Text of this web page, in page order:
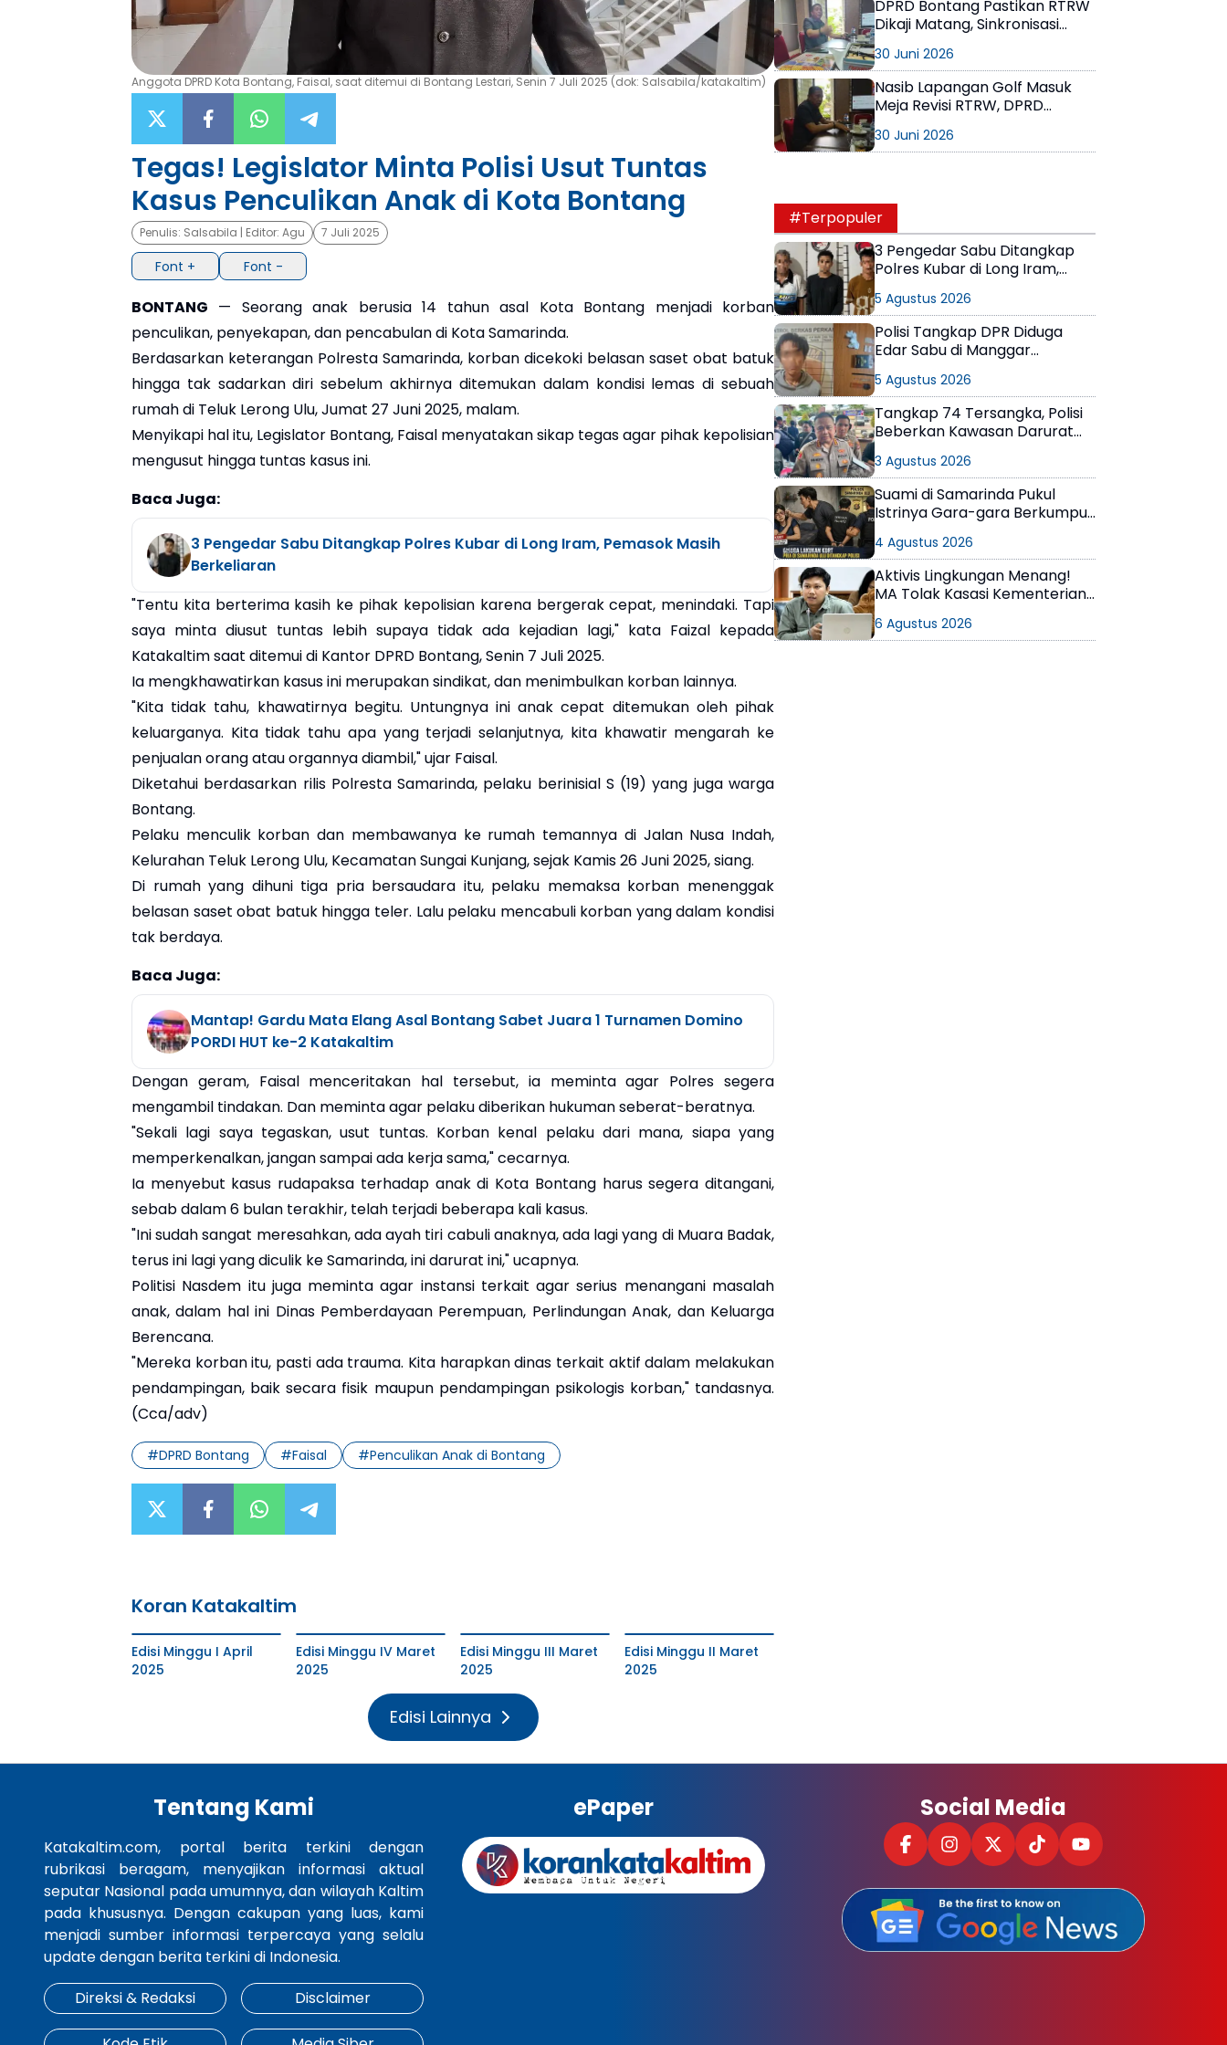
Anggota DPRD Kota Bontang, Faisal, saat ditemui di Bontang Lestari, Senin 7 Juli 2025 (dok: Salsabila/katakaltim)
Tegas! Legislator Minta Polisi Usut Tuntas
Kasus Penculikan Anak di Kota Bontang
Penulis: Salsabila | Editor: Agu 7 Juli 2025
Font + Font -
BONTANG — Seorang anak berusia 14 tahun asal Kota Bontang menjadi korban
penculikan, penyekapan, dan pencabulan di Kota Samarinda.
Berdasarkan keterangan Polresta Samarinda, korban dicekoki belasan saset obat batuk
hingga tak sadarkan diri sebelum akhirnya ditemukan dalam kondisi lemas di sebuah
rumah di Teluk Lerong Ulu, Jumat 27 Juni 2025, malam.
Menyikapi hal itu, Legislator Bontang, Faisal menyatakan sikap tegas agar pihak kepolisian
mengusut hingga tuntas kasus ini.
Baca Juga:
3 Pengedar Sabu Ditangkap Polres Kubar di Long Iram, Pemasok Masih
Berkeliaran
"Tentu kita berterima kasih ke pihak kepolisian karena bergerak cepat, menindaki. Tapi
saya minta diusut tuntas lebih supaya tidak ada kejadian lagi," kata Faizal kepada
Katakaltim saat ditemui di Kantor DPRD Bontang, Senin 7 Juli 2025.
Ia mengkhawatirkan kasus ini merupakan sindikat, dan menimbulkan korban lainnya.
"Kita tidak tahu, khawatirnya begitu. Untungnya ini anak cepat ditemukan oleh pihak
keluarganya. Kita tidak tahu apa yang terjadi selanjutnya, kita khawatir mengarah ke
penjualan orang atau organnya diambil," ujar Faisal.
Diketahui berdasarkan rilis Polresta Samarinda, pelaku berinisial S (19) yang juga warga
Bontang.
Pelaku menculik korban dan membawanya ke rumah temannya di Jalan Nusa Indah,
Kelurahan Teluk Lerong Ulu, Kecamatan Sungai Kunjang, sejak Kamis 26 Juni 2025, siang.
Di rumah yang dihuni tiga pria bersaudara itu, pelaku memaksa korban menenggak
belasan saset obat batuk hingga teler. Lalu pelaku mencabuli korban yang dalam kondisi
tak berdaya.
Baca Juga:
Mantap! Gardu Mata Elang Asal Bontang Sabet Juara 1 Turnamen Domino
PORDI HUT ke-2 Katakaltim
Dengan geram, Faisal menceritakan hal tersebut, ia meminta agar Polres segera
mengambil tindakan. Dan meminta agar pelaku diberikan hukuman seberat-beratnya.
"Sekali lagi saya tegaskan, usut tuntas. Korban kenal pelaku dari mana, siapa yang
memperkenalkan, jangan sampai ada kerja sama," cecarnya.
Ia menyebut kasus rudapaksa terhadap anak di Kota Bontang harus segera ditangani,
sebab dalam 6 bulan terakhir, telah terjadi beberapa kali kasus.
"Ini sudah sangat meresahkan, ada ayah tiri cabuli anaknya, ada lagi yang di Muara Badak,
terus ini lagi yang diculik ke Samarinda, ini darurat ini," ucapnya.
Politisi Nasdem itu juga meminta agar instansi terkait agar serius menangani masalah
anak, dalam hal ini Dinas Pemberdayaan Perempuan, Perlindungan Anak, dan Keluarga
Berencana.
"Mereka korban itu, pasti ada trauma. Kita harapkan dinas terkait aktif dalam melakukan
pendampingan, baik secara fisik maupun pendampingan psikologis korban," tandasnya.
(Cca/adv)
#DPRD Bontang #Faisal #Penculikan Anak di Bontang
Koran Katakaltim
Edisi Minggu I April
2025
Edisi Minggu IV Maret
2025
Edisi Minggu III Maret
2025
Edisi Minggu II Maret
2025
Edisi Lainnya
DPRD Bontang Pastikan RTRW
Dikaji Matang, Sinkronisasi
Perhatian Utama
30 Juni 2026
Nasib Lapangan Golf Masuk
Meja Revisi RTRW, DPRD
Ruang Abu-Abu dalam Tata
30 Juni 2026
#Terpopuler
3 Pengedar Sabu Ditangkap
Polres Kubar di Long Iram,
5 Agustus 2026
Polisi Tangkap DPR Diduga
Edar Sabu di Manggar
5 Agustus 2026
Tangkap 74 Tersangka, Polisi
Beberkan Kawasan Darurat
3 Agustus 2026
Suami di Samarinda Pukul
Istrinya Gara-gara Berkumpul
4 Agustus 2026
Aktivis Lingkungan Menang!
MA Tolak Kasasi Kementerian
KPC Dinyatakan Informasi
6 Agustus 2026
Tentang Kami
Katakaltim.com, portal berita terkini dengan
rubrikasi beragam, menyajikan informasi aktual
seputar Nasional pada umumnya, dan wilayah Kaltim
pada khususnya. Dengan cakupan yang luas, kami
menjadi sumber informasi terpercaya yang selalu
update dengan berita terkini di Indonesia.
Direksi & Redaksi
Disclaimer
ePaper Social Media